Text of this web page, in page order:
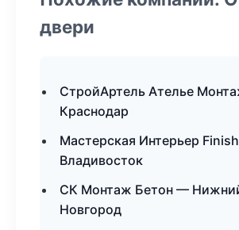
двери
СтройАртель Ателье
Краснодар
Мастерская Интерьер
Владивосток
СК Монтаж Бетон —
Новгород